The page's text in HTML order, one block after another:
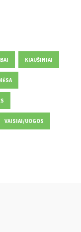
KIAUŠINIAI
VAISIAI/UOGOS